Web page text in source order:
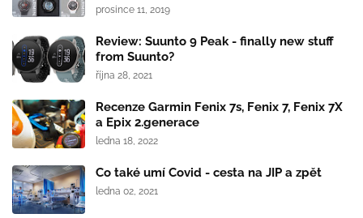
prosince 11, 2019
Review: Suunto 9 Peak - finally new stuff
from Suunto?
října 28, 2021
Recenze Garmin Fenix 7s, Fenix 7, Fenix 7X
a Epix 2.generace
ledna 18, 2022
Co také umí Covid - cesta na JIP a zpět
ledna 02, 2021